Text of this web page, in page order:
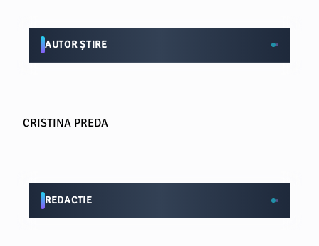
AUTOR ȘTIRE
CRISTINA PREDA
REDACTIE